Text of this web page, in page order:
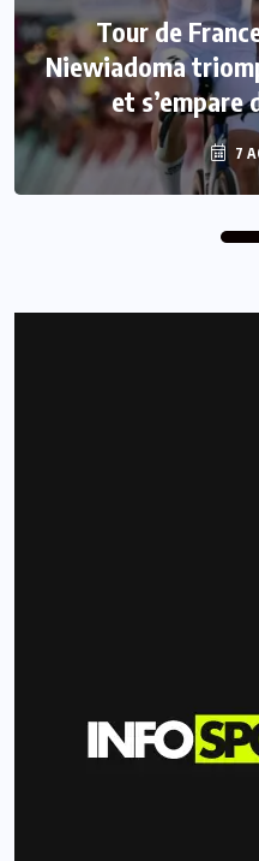
Tour de
Niewiadoma
et s’empare
7
Mercato : Le FC
pour 50
7